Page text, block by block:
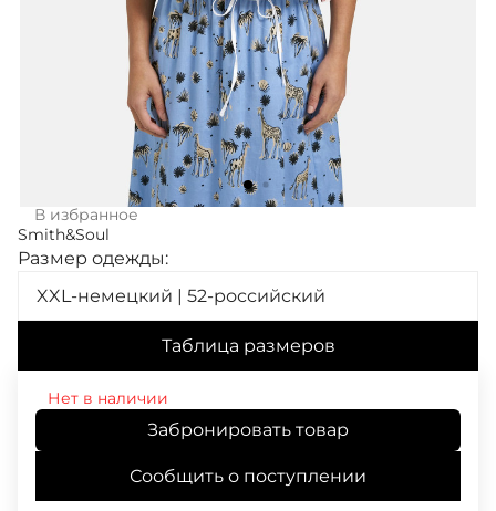
В избранное
Smith&Soul
Размер одежды:
XXL-немецкий | 52-российский
Таблица размеров
Нет в наличии
Забронировать товар
Сообщить о поступлении